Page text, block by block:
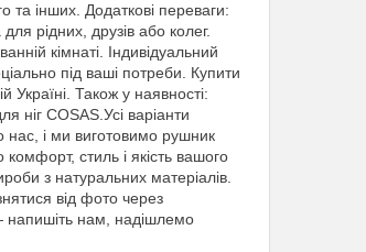
та інших. Додаткові переваги:
рідних, друзів або колег.
кімнаті. Індивідуальний
під ваші потреби. Купити
Також у наявності:
ніг COSAS.Усі варіанти
нас, і ми виготовимо рушник
стиль і якість вашого
з натуральних матеріалів.
від фото через
напишіть нам, надішлемо